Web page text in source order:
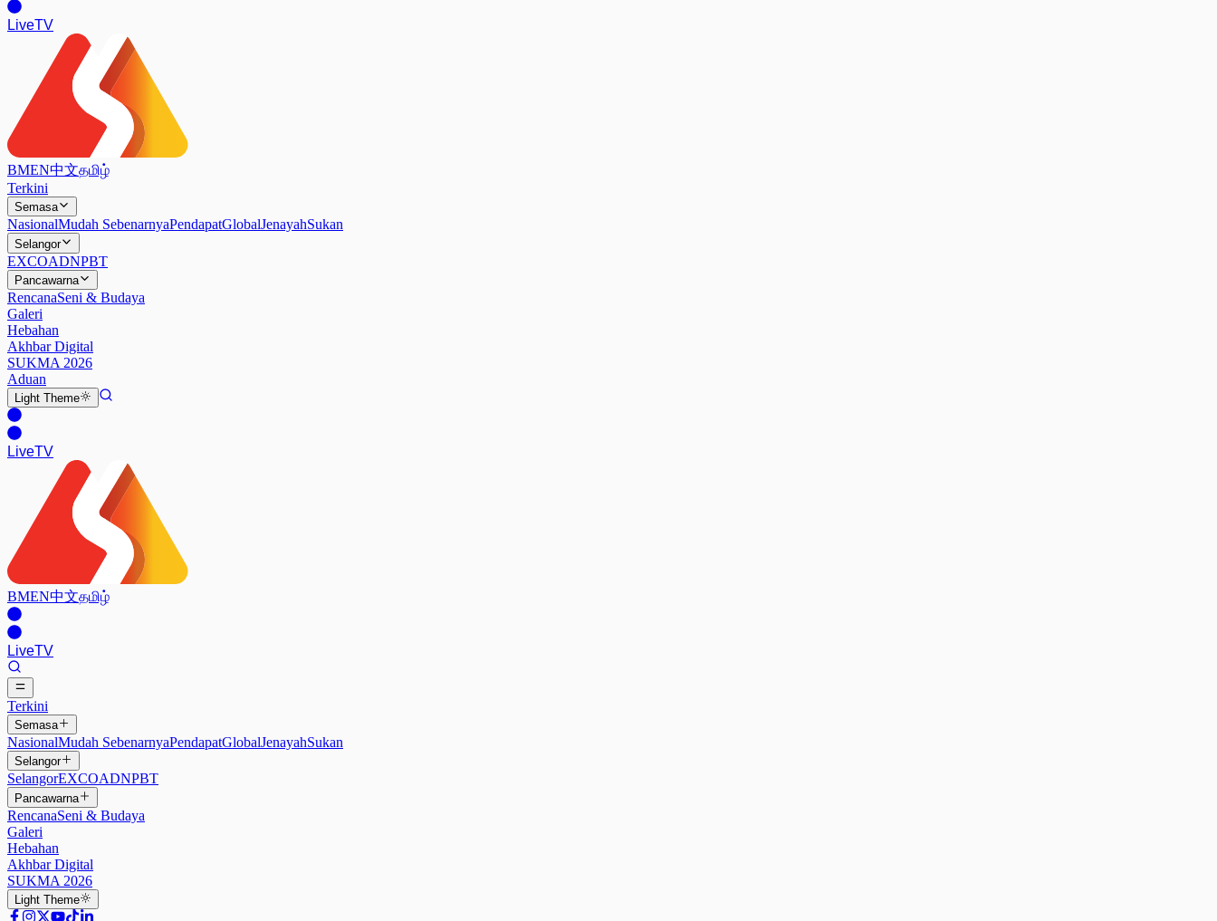
LiveTV
BMEN中文தமிழ்
Terkini
Semasa
NasionalMudah SebenarnyaPendapatGlobalJenayahSukan
Selangor
EXCOADNPBT
Pancawarna
RencanaSeni & Budaya
Galeri
Hebahan
Akhbar Digital
SUKMA 2026
Aduan
Light Theme
LiveTV
BMEN中文தமிழ்
LiveTV
Terkini
Semasa
NasionalMudah SebenarnyaPendapatGlobalJenayahSukan
Selangor
SelangorEXCOADNPBT
Pancawarna
RencanaSeni & Budaya
Galeri
Hebahan
Akhbar Digital
SUKMA 2026
Light Theme